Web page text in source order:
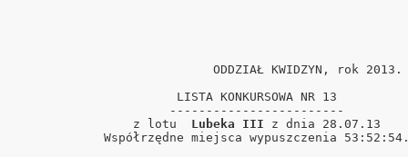
ODDZIAŁ
LISTA
                z lotu
Lubeka III z dnia
Współrzędne miejsca wypuszczenia